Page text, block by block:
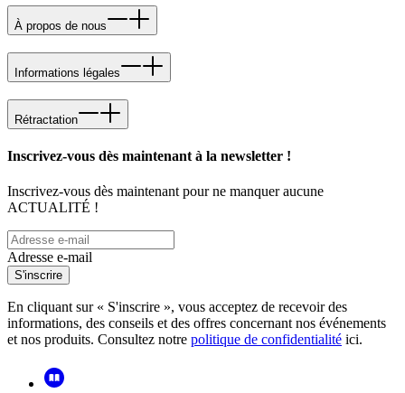
À propos de nous
Informations légales
Rétractation
Inscrivez-vous dès maintenant à la newsletter !
Inscrivez-vous dès maintenant pour ne manquer aucune
ACTUALITÉ !
Adresse e-mail
S'inscrire
En cliquant sur « S'inscrire », vous acceptez de recevoir des
informations, des conseils et des offres concernant nos événements
et nos produits. Consultez notre politique de confidentialité ici.